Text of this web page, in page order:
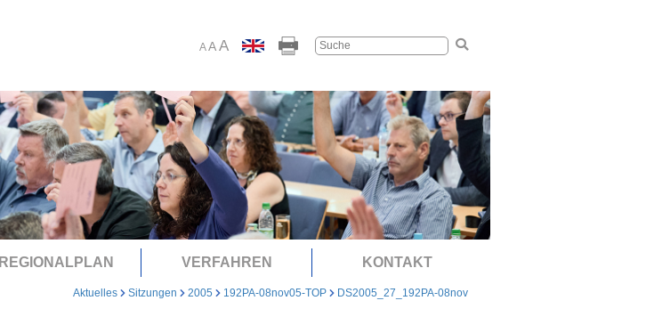
A AA
REGIONALPLAN VERFAHREN KONTAKT
Aktuelles Sitzungen 2005 192PA-08nov05-TOP DS2005_27_192PA-08nov